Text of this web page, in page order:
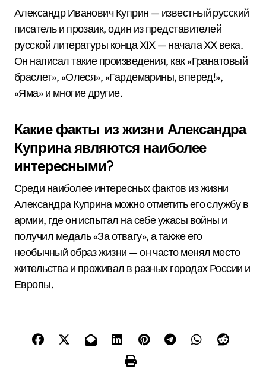
Александр Иванович Куприн — известный русский
писатель и прозаик, один из представителей
русской литературы конца XIX — начала XX века.
Он написал такие произведения, как «Гранатовый
браслет», «Олеся», «Гардемарины, вперед!»,
«Яма» и многие другие.
Какие факты из жизни Александра
Куприна являются наиболее
интересными?
Среди наиболее интересных фактов из жизни
Александра Куприна можно отметить его службу в
армии, где он испытал на себе ужасы войны и
получил медаль «За отвагу», а также его
необычный образ жизни — он часто менял место
жительства и проживал в разных городах России и
Европы.